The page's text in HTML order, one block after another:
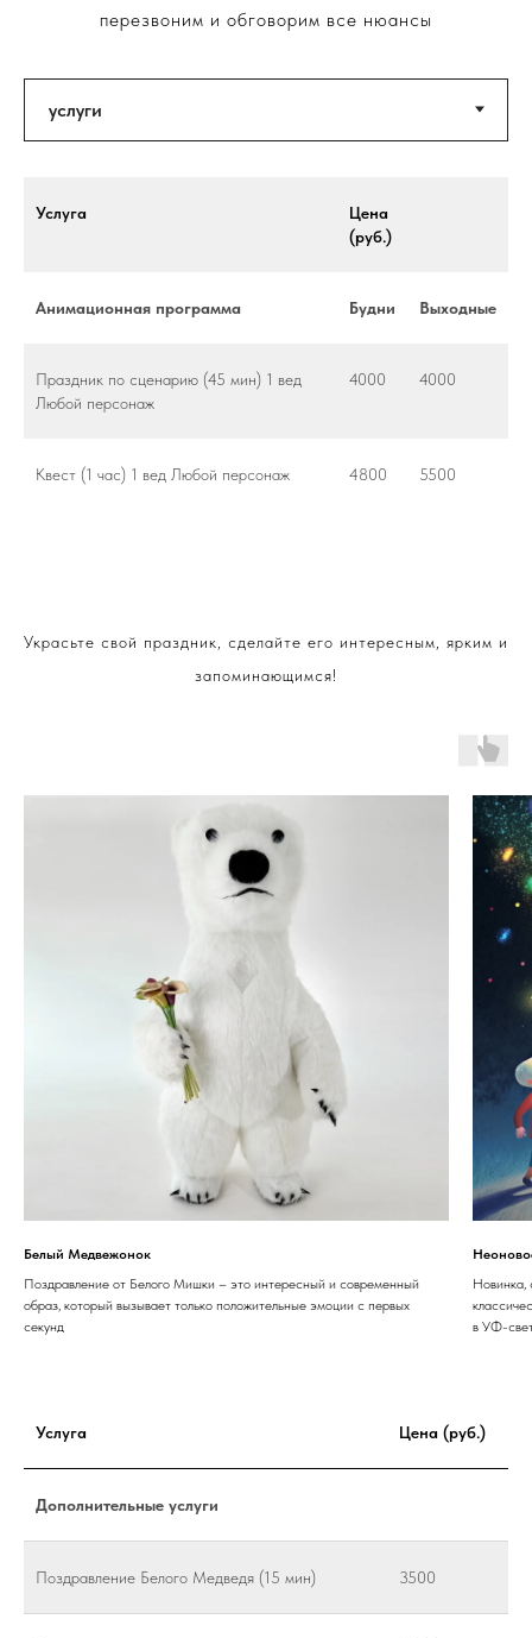
перезвоним и обговорим все нюансы
Услуга
Цена
(руб.)
Анимационная программа Будни Выходные
Праздник по сценарию (45 мин) 1 вед
Любой персонаж
4000 4000
Квест (1 час) 1 вед Любой персонаж 4800 5500
Украсьте свой праздник, сделайте его интересным, ярким и
запоминающимся!
Белый Медвежонок
Поздравление от Белого Мишки – это интересный и современный
образ, который вызывает только положительные эмоции с первых
секунд
Новинка,
в УФ-
Услуга Цена (руб.)
Дополнительные услуги
Поздравление Белого Медведя (15 мин) 3500